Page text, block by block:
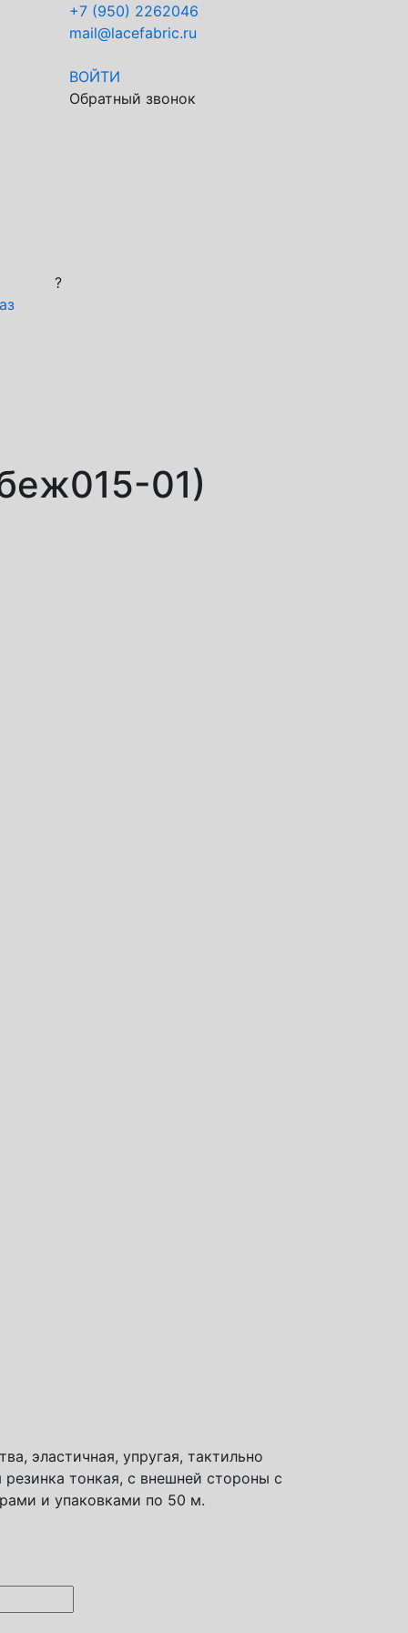
+7 (950) 2262046
mail@lacefabric.ru
ВОЙТИ
Обратный звонок
?
01)
эластичная, упругая, тактильно
тонкая, с внешней стороны с
и упаковками по 50 м.